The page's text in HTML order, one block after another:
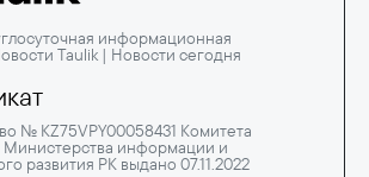
информационная
Taulik | Новости сегодня
№ KZ75VPY00058431 Комитета
информации и
развития РК выдано 07.11.2022